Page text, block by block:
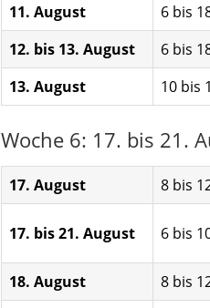
11. August
6 bis
12. bis 13. August
6 bis
13. August
10 bis
Woche 6: 17. bis 21.
17. August 8 bis
17. bis 21. August 6 bis
18. August
8 bis